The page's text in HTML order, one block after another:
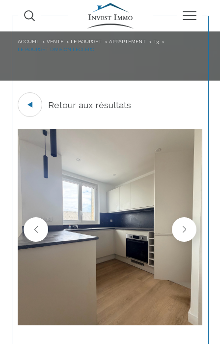
ACCUEIL VENTE LE BOURGET APPARTEMENT
T3
LE BOURGET DIVISION LECLERC
Retour aux résultats